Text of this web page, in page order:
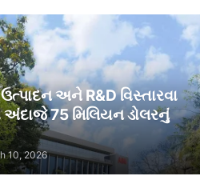
ઉત્પાદન અને R&D વિસ્તારવા
અંદાજે 75 મિલિયન ડોલરનું
10, 2026